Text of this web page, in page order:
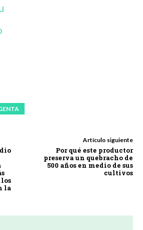
la
Artículo siguiente
Por qué este productor
preserva un quebracho de
500 años en medio de sus
cultivos